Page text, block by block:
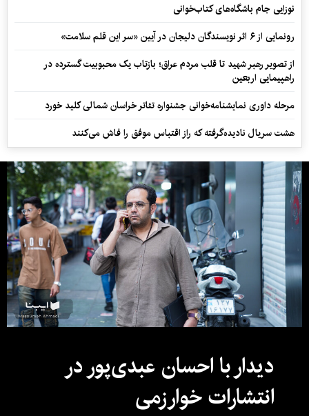
نوزایی جام باشگاه‌های کتاب‌خوانی
رونمایی از ۶ اثر نویسندگان دلیجان در آیین «سر این قلم سلامت»
از تصویر رهبر شهید تا قلب مردم عراق؛ بازتاب یک محبوبیت گسترده در
راهپیمایی اربعین
مرحله داوری نمایشنامه‌خوانی جشنواره تئاتر خراسان شمالی کلید خورد
هشت سریال نادیده‌گرفته که راز اقتباس موفق را فاش می‌کنند
دیدار با احسان عبدی‌پور در
انتشارات خوارزمی